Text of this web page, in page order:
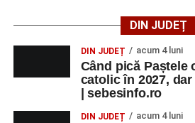
DIN JUDEȚ
DIN JUDEȚ acum 4 luni
Când pică Paștele
catolic în 2027,
| sebesinfo.ro
DIN JUDEȚ acum 4 luni